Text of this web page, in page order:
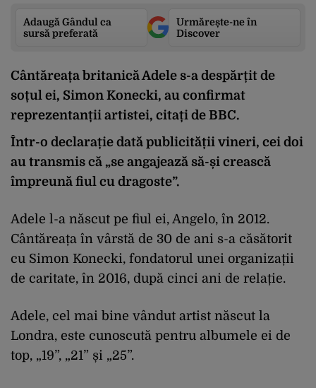
Adaugă Gândul ca
sursă preferată
Urmărește-ne în
Discover
Cântăreața britanică Adele s-a despărțit de
soțul ei, Simon Konecki, au confirmat
reprezentanții artistei, citați de BBC.
Într-o declarație dată publicității vineri, cei doi
au transmis că „se angajează să-și crească
împreună fiul cu dragoste”.
Adele l-a născut pe fiul ei, Angelo, în 2012.
Cântăreața în vârstă de 30 de ani s-a căsătorit
cu Simon Konecki, fondatorul unei organizații
de caritate, în 2016, după cinci ani de relație.
Adele, cel mai bine vândut artist născut la
Londra, este cunoscută pentru albumele ei de
top, „19”, „21” și „25”.